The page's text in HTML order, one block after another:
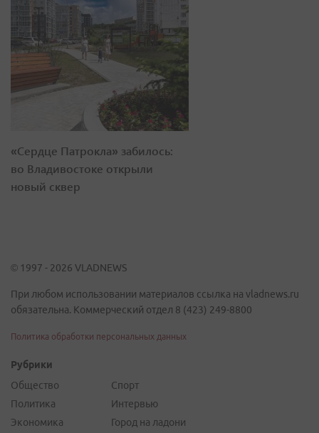
«Сердце Патрокла» забилось:
во Владивостоке открыли
новый сквер
© 1997 - 2026 VLADNEWS
При любом использовании материалов ссылка на vladnews.ru
обязательна. Коммерческий отдел 8 (423) 249-8800
Политика обработки персональных данных
Рубрики
Общество
Политика
Экономика
Спорт
Интервью
Город на ладони